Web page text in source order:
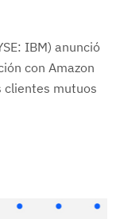
IBM) anunció
con Amazon
clientes mutuos